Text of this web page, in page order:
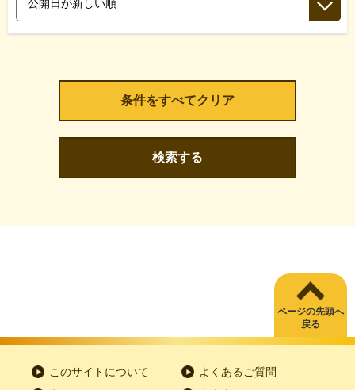
検索する
ページの先頭へ
戻る
このサイトについて
よくあるご質問